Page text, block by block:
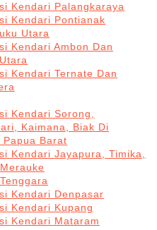
Kendari Palangkaraya
Kendari Pontianak
Utara
Kendari Ambon Dan
Kendari Ternate Dan
Kendari Sorong,
Kaimana, Biak Di
Papua Barat
Kendari Jayapura, Timika,
Kendari Denpasar
Kendari Kupang
Kendari Mataram